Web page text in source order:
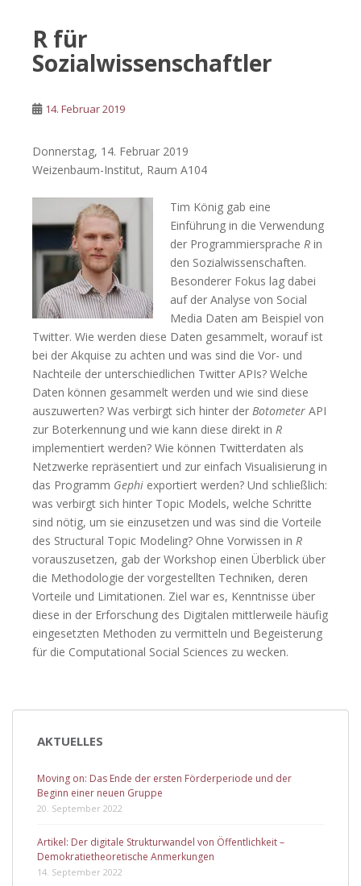
R für
Sozialwissenschaftler
14. Februar 2019
Donnerstag, 14. Februar 2019
Weizenbaum-Institut, Raum A104
Tim König gab eine
Einführung in die Verwendung
der Programmiersprache R in
den Sozialwissenschaften.
Besonderer Fokus lag dabei
auf der Analyse von Social
Media Daten am Beispiel von
Twitter. Wie werden diese Daten gesammelt, worauf ist
bei der Akquise zu achten und was sind die Vor- und
Nachteile der unterschiedlichen Twitter APIs? Welche
Daten können gesammelt werden und wie sind diese
auszuwerten? Was verbirgt sich hinter der Botometer API
zur Boterkennung und wie kann diese direkt in R
implementiert werden? Wie können Twitterdaten als
Netzwerke repräsentiert und zur einfach Visualisierung in
das Programm Gephi exportiert werden? Und schließlich:
was verbirgt sich hinter Topic Models, welche Schritte
sind nötig, um sie einzusetzen und was sind die Vorteile
des Structural Topic Modeling? Ohne Vorwissen in R
vorauszusetzen, gab der Workshop einen Überblick über
die Methodologie der vorgestellten Techniken, deren
Vorteile und Limitationen. Ziel war es, Kenntnisse über
diese in der Erforschung des Digitalen mittlerweile häufig
eingesetzten Methoden zu vermitteln und Begeisterung
für die Computational Social Sciences zu wecken.
AKTUELLES
Moving on: Das Ende der ersten Förderperiode und der
Beginn einer neuen Gruppe
20. September 2022
Artikel: Der digitale Strukturwandel von Öffentlichkeit –
Demokratietheoretische Anmerkungen
14. September 2022